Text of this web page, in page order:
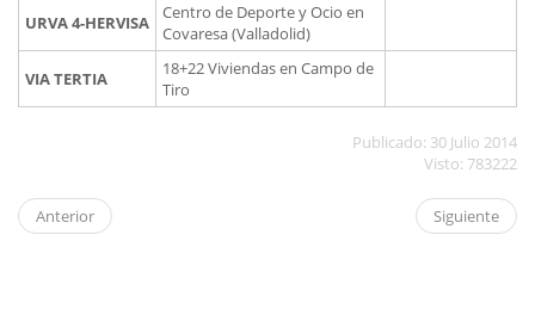
URVA 4-HERVISA
Centro de Deporte y Ocio en
Covaresa (Valladolid)
VIA TERTIA
18+22 Viviendas en Campo de
Tiro
Publicado: 30 Julio 2014
Visto: 783222
Anterior Siguiente